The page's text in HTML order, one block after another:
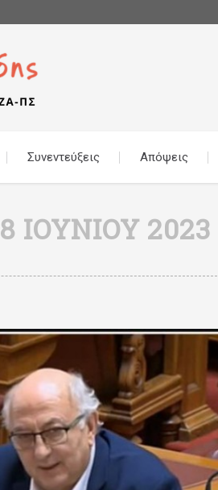
Συνεντεύξεις Απόψεις
8 ΙΟΥΝΊΟΥ 2023